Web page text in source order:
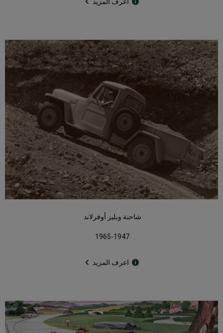
شاحنة ويليز أوفرلاند
1965-1947
اعرف المزيد